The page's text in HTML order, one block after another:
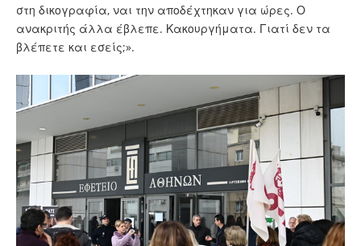
στη δικογραφία, ναι την αποδέχτηκαν για ώρες. Ο
ανακριτής άλλα έβλεπε. Κακουργήματα. Γιατί δεν τα
βλέπετε και εσείς;».